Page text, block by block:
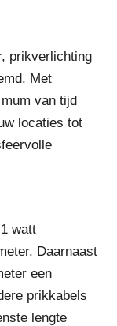
prikverlichting
Met
van tijd
locaties tot
watt
Daarnaast
een
prikkabels
lengte